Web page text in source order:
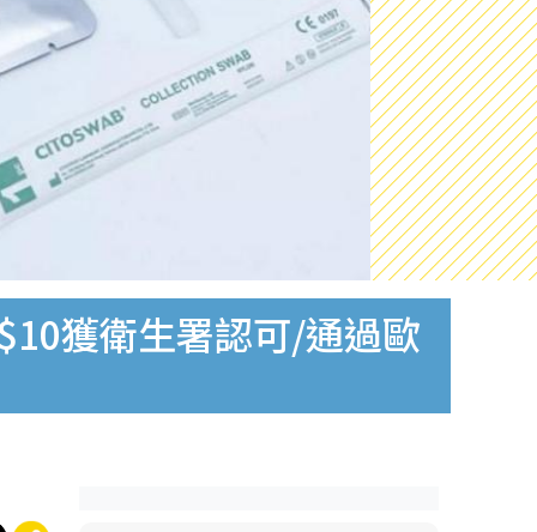
獲衛生署認可/通過歐